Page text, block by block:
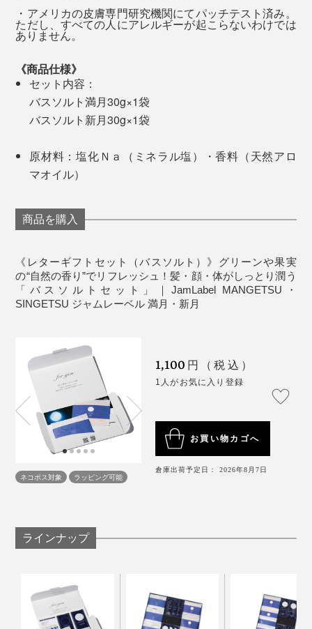
『SINGETSU（新月）』は、新しい始まり、リフレッシ
ュをイメージした香り。
爽やかなレモンやペパーミント、樹木を思わせるジュニ
パーを中心に、こちらも天然オイルをブレンドしていま
香りを感じる嗅覚は、私たちの五感で唯一、感情や記憶
をコントロールする、脳の大脳辺縁系へ直接伝わりま
自然の香りをかぐと、私たちが山や森で感じた癒しの体
験とつながって、心地よさを呼び覚ましてくれるそう。
本品は、『MANGETSU（満月）』『SINGETSU（新
月）』のバスソルト各1袋を、封筒形のパッケージに詰
めたギフトセット。
旅行にちょうどいいサイズです。
忙しいあの人に、ハーブ香る入浴で、脳のリフレッシュ
体験を贈りましょう。
シャワーを浴びているうちに、急に、「あ、書き出しは
こうしよう」「こんな言葉があったな」と、アイデアが
心地よい脳のシャワー体験、忙しいあの人に、ぜひ贈っ
てください。
・アメリカの皮膚専門研究機関にてパッチテスト済み。
ただし、すべての人にアレルギーが起こらないわけでは
ありません。
《商品仕様》
セット内容：
バスソルト満月30g×1袋
バスソルト新月30g×1袋
原材料：塩化Ｎａ（ミネラル塩）・香料（天然アロ
マオイル）
商品を購入
《レターギフトセット（バスソルト）》グリーンや果実
の“自然の香り”でリフレッシュ！髪・顔・体がしっとり潤う
「バスソルトセット」｜JamLabel MANGETSU・
SINGETSU ジャムレーベル 満月・新月
ネコポス対象 ラッピング可能
1,100 円（税込）
1人がお気に入り登録
お買い物カゴへ
倉庫出荷予定日： 2026年8月7日
ラインナップ